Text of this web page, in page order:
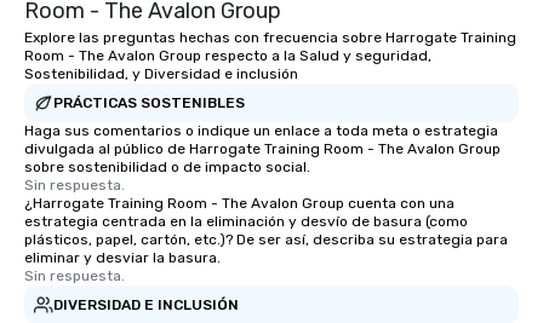
Room - The Avalon Group
Explore las preguntas hechas con frecuencia sobre Harrogate Training
Room - The Avalon Group respecto a la Salud y seguridad,
Sostenibilidad, y Diversidad e inclusión
PRÁCTICAS SOSTENIBLES
Haga sus comentarios o indique un enlace a toda meta o estrategia
divulgada al público de Harrogate Training Room - The Avalon Group
sobre sostenibilidad o de impacto social.
Sin respuesta.
¿Harrogate Training Room - The Avalon Group cuenta con una
estrategia centrada en la eliminación y desvío de basura (como
plásticos, papel, cartón, etc.)? De ser así, describa su estrategia para
eliminar y desviar la basura.
Sin respuesta.
DIVERSIDAD E INCLUSIÓN